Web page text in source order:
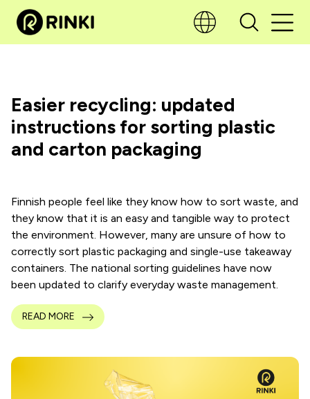
Easier recycling: updated
instructions for sorting plastic
and carton packaging
Finnish people feel like they know how to sort waste, and
they know that it is an easy and tangible way to protect
the environment. However, many are unsure of how to
correctly sort plastic packaging and single-use takeaway
containers. The national sorting guidelines have now
been updated to clarify everyday waste management.
READ MORE